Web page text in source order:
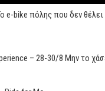
e-bike πόλης που δεν θέλει
– 28-30/8 Μην το